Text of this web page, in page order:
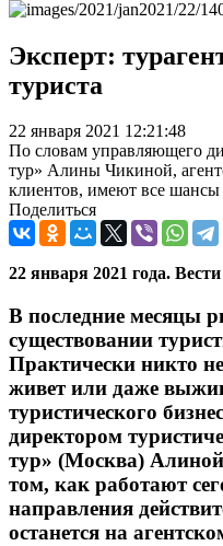
Эксперт:
туриста
22 января 2021 12:21:48
По словам управляющего
тур» Алины Чикиной,
клиентов, имеют все шансы
Поделиться
22 января 2021 года.
В последние месяцы
существовании
Практически никто
живет или даже
туристического
директором
тур» (Москва)
том, как работают
направления
останется на